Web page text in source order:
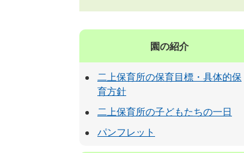
園の紹介
二上保育所の保育目標・具体的保
育方針
二上保育所の子どもたちの一日
パンフレット